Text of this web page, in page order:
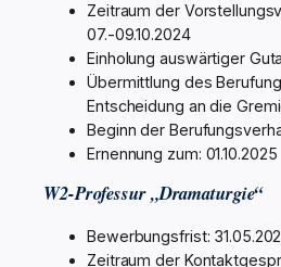
Zeitraum der
07.-09.10.2024
Einholung auswärtiger
Übermittlung des
Entscheidung an die
Beginn der
Ernennung zum: 01.10.2025
W2-Professur „Dramaturgie“
Bewerbungsfrist:
Zeitraum der